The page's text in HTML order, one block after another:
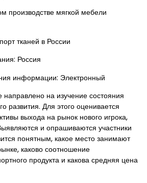
производстве мягкой мебели
тканей в России
Россия
информации: Электронный
на изучение состояния
развития. Для этого оценивается
выхода на рынок нового игрока,
и опрашиваются участники
понятным, какое место занимают
каково соотношение
продукта и какова средняя цена